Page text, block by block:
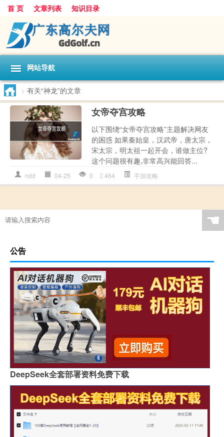
首 页 文章列表 知识目录
网站导航
> 有关“神龙”的文章
女帝夺宫攻略
以下围绕“女帝夺宫攻略”主题解决网友
的困惑 如果秦始皇，汉武帝，唐太宗，
宋太宗，明太祖一起开会，谁做主位?
这个问题很有趣,非常高兴能回答...
ndd 04-25 0 464 手游攻略
☚
公告
DeepSeek全套部署资料免费下载